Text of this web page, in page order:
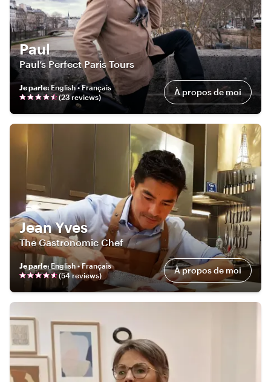
Paul
Paul’s Perfect Paris Tours
Je parle: English • Français
(23reviews) À propos de moi
Jean Yves
The Gastronomic Chef
Je parle: English • Français
(54reviews) À propos de moi